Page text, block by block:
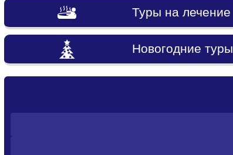
Туры на лечение
Новогодние туры